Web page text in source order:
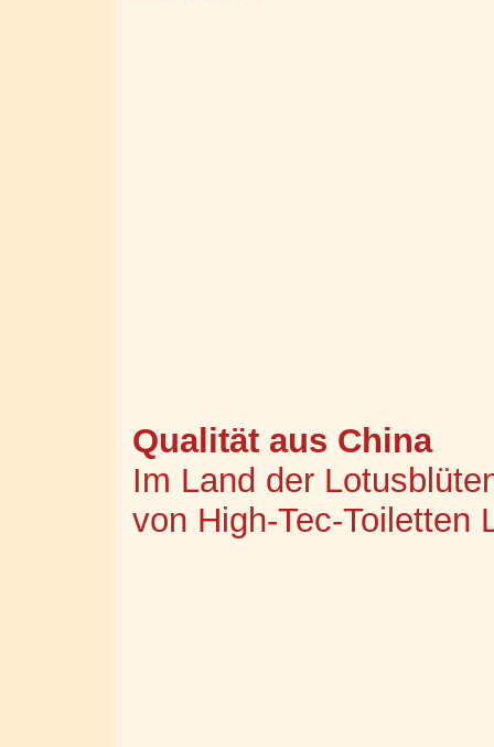
Qualität aus China
Im Land der
von High-Tec-Toiletten